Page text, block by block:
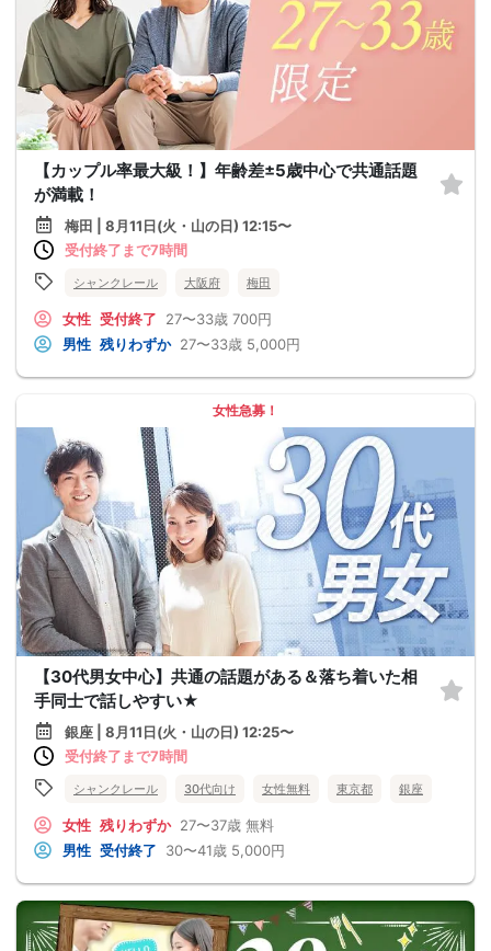
【カップル率最大級！】年齢差±5歳中心で共通話題
が満載！
梅田 | 8月11日(火・山の日) 12:15〜
受付終了まで7時間
シャンクレール 大阪府 梅田
女性 受付終了 27〜33歳 700円
男性 残りわずか 27〜33歳 5,000円
女性急募！
【30代男女中心】共通の話題がある＆落ち着いた相
手同士で話しやすい★
銀座 | 8月11日(火・山の日) 12:25〜
受付終了まで7時間
シャンクレール 30代向け 女性無料 東京都 銀座
女性 残りわずか 27〜37歳 無料
男性 受付終了 30〜41歳 5,000円